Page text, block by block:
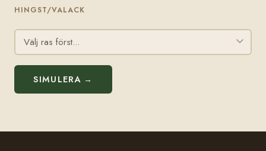
HINGST/VALACK
SIMULERA →